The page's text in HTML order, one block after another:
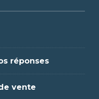
réponses
vente